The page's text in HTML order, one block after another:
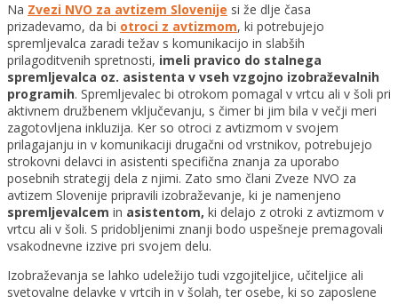
Na Zvezi NVO za avtizem Slovenije si že dlje časa
prizadevamo, da bi otroci z avtizmom, ki potrebujejo
spremljevalca zaradi težav s komunikacijo in slabših
prilagoditvenih spretnosti, imeli pravico do stalnega
spremljevalca oz. asistenta v vseh vzgojno izobraževalnih
programih. Spremljevalec bi otrokom pomagal v vrtcu ali v šoli pri
aktivnem družbenem vključevanju, s čimer bi jim bila v večji meri
zagotovljena inkluzija. Ker so otroci z avtizmom v svojem
prilagajanju in v komunikaciji drugačni od vrstnikov, potrebujejo
strokovni delavci in asistenti specifična znanja za uporabo
posebnih strategij dela z njimi. Zato smo člani Zveze NVO za
avtizem Slovenije pripravili izobraževanje, ki je namenjeno
spremljevalcem in asistentom, ki delajo z otroki z avtizmom v
vrtcu ali v šoli. S pridobljenimi znanji bodo uspešneje premagovali
vsakodnevne izzive pri svojem delu.
Izobraževanja se lahko udeležijo tudi vzgojiteljice, učiteljice ali
svetovalne delavke v vrtcih in v šolah, ter osebe, ki so zaposlene